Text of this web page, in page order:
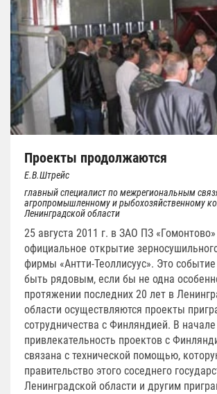
Проекты продолжаются
Е.В.Штрейс
главный специалист по межрегиональным
агропромышленному и рыбохозяйственному
Ленинградской области
25 августа 2011 г. в ЗАО ПЗ
официальное открытие
фирмы «Антти-Теоллисуус». Это
быть рядовым, если бы не одна
протяжении последних 20 лет в
области осуществляются проекты
сотрудничества с Финляндией. В
привлекательность проектов с
связана с технической помощью,
правительство этого соседнего
Ленинградской области и другим